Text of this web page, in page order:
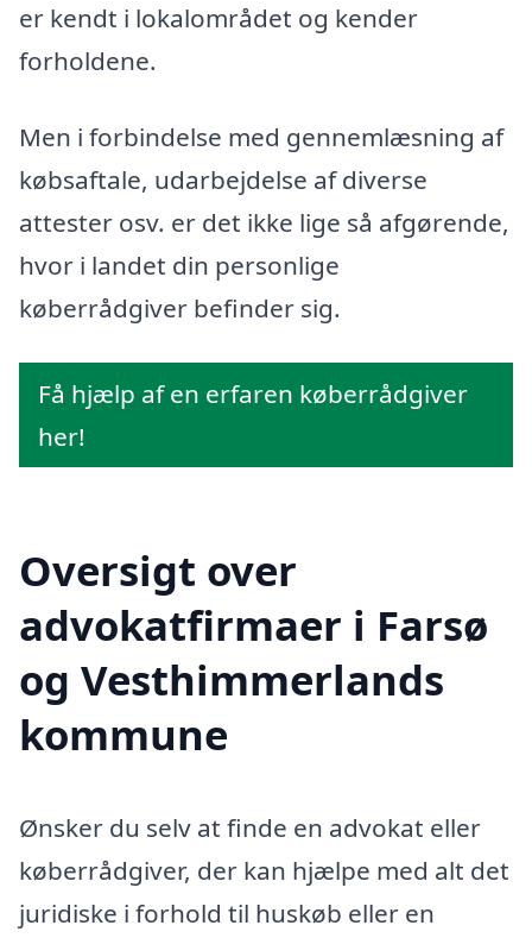
er kendt i lokalområdet og kender
forholdene.
Men i forbindelse med gennemlæsning af
købsaftale, udarbejdelse af diverse
attester osv. er det ikke lige så afgørende,
hvor i landet din personlige
køberrådgiver befinder sig.
Få hjælp af en erfaren køberrådgiver
her!
Oversigt over
advokatfirmaer i Farsø
og Vesthimmerlands
kommune
Ønsker du selv at finde en advokat eller
køberrådgiver, der kan hjælpe med alt det
juridiske i forhold til huskøb eller en